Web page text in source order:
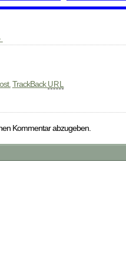
TrackBack URL
Kommentar abzugeben.